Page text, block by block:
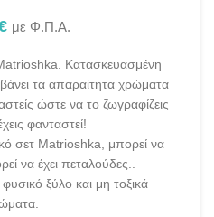
με Φ.Π.Α.
Κατασκευασμένη
τα απαραίτητα χρώματα
ώστε να το ζωγραφίζεις
φανταστεί!
σετ Matrioshka, μπορεί να
να έχει πεταλούδες..
ξύλο και μη τοξικά